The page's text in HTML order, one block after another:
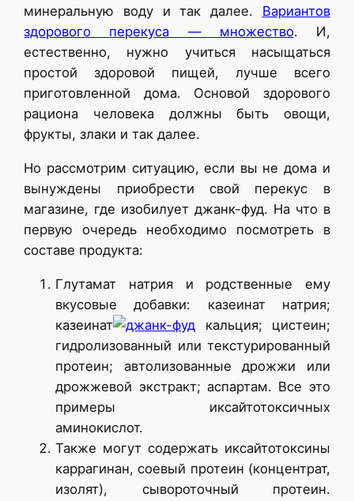
минеральную воду и так далее. Вариантов
здорового перекуса — множество. И,
естественно, нужно учиться насыщаться
простой здоровой пищей, лучше всего
приготовленной дома. Основой здорового
рациона человека должны быть овощи,
фрукты, злаки и так далее.
Но рассмотрим ситуацию, если вы не дома и
вынуждены приобрести свой перекус в
магазине, где изобилует джанк-фуд. На что в
первую очередь необходимо посмотреть в
составе продукта:
Глутамат натрия и родственные ему
вкусовые добавки: казеинат натрия;
казеинат
кальция; цистеин;
гидролизованный или текстурированный
протеин; автолизованные дрожжи или
дрожжевой экстракт; аспартам. Все это
примеры иксайтотоксичных
аминокислот.
Также могут содержать иксайтотоксины
каррагинан, соевый протеин (концентрат,
изолят), сывороточный протеин.